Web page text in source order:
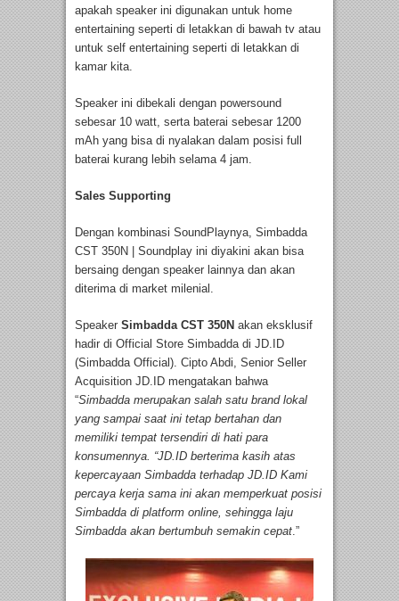
apakah speaker ini digunakan untuk home
entertaining seperti di letakkan di bawah tv atau
untuk self entertaining seperti di letakkan di
kamar kita.
Speaker ini dibekali dengan powersound
sebesar 10 watt, serta baterai sebesar 1200
mAh yang bisa di nyalakan dalam posisi full
baterai kurang lebih selama 4 jam.
Sales Supporting
Dengan kombinasi SoundPlaynya, Simbadda
CST 350N | Soundplay ini diyakini akan bisa
bersaing dengan speaker lainnya dan akan
diterima di market milenial.
Speaker Simbadda CST 350N akan eksklusif
hadir di Official Store Simbadda di JD.ID
(Simbadda Official). Cipto Abdi, Senior Seller
Acquisition JD.ID mengatakan bahwa
“Simbadda merupakan salah satu brand lokal
yang sampai saat ini tetap bertahan dan
memiliki tempat tersendiri di hati para
konsumennya. “JD.ID berterima kasih atas
kepercayaan Simbadda terhadap JD.ID Kami
percaya kerja sama ini akan memperkuat posisi
Simbadda di platform online, sehingga laju
Simbadda akan bertumbuh semakin cepat.”